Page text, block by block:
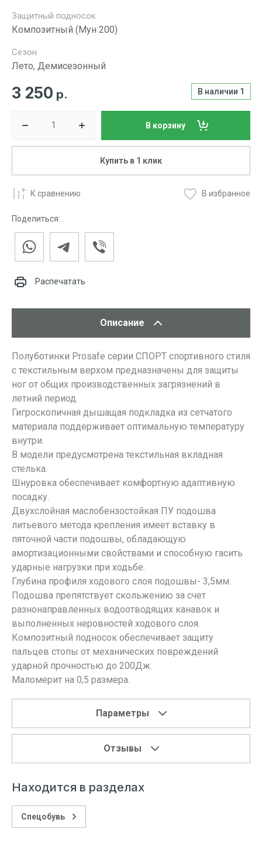
Защитный подносок
Композитный (Мун 200)
Сезон
Лето, Демисезонный
В наличии 1
3 250 р.
В корзину
Купить в 1 клик
К сравнению В избранное
Поделиться:
Распечатать
Описание
Полуботинки Prosafe серии СПОРТ спортивного стиля
с текстильным верхом предназначены для защиты
ног от общих производственных загрязнений в
летний период.
Гигроскопичная дышащая подкладка из сетчатого
материала поддерживает оптимальную температуру
внутри.
В модели предусмотрена текстильная вкладная
стелька.
Шнуровка обеспечивает комфортную адаптивную
посадку.
Двухслойная маслобензостойкая ПУ подошва
литьевого метода крепления имеет вставку в
пяточной части подошвы, обладающую
амортизационными свойствами и способную гасить
ударные нагрузки при ходьбе.
Глубина профиля ходового слоя подошвы- 3,5мм.
Подошва препятствует скольжению за счет
разнонаправленных водоотводящих канавок и
выполненных неровностей ходового слоя.
Композитный подносок обеспечивает защиту
пальцев стопы от механических повреждений
ударной прочностью до 200Дж.
Маломерит на 0,5 размера.
Параметры
Отзывы
Находится в разделах
Спецобувь